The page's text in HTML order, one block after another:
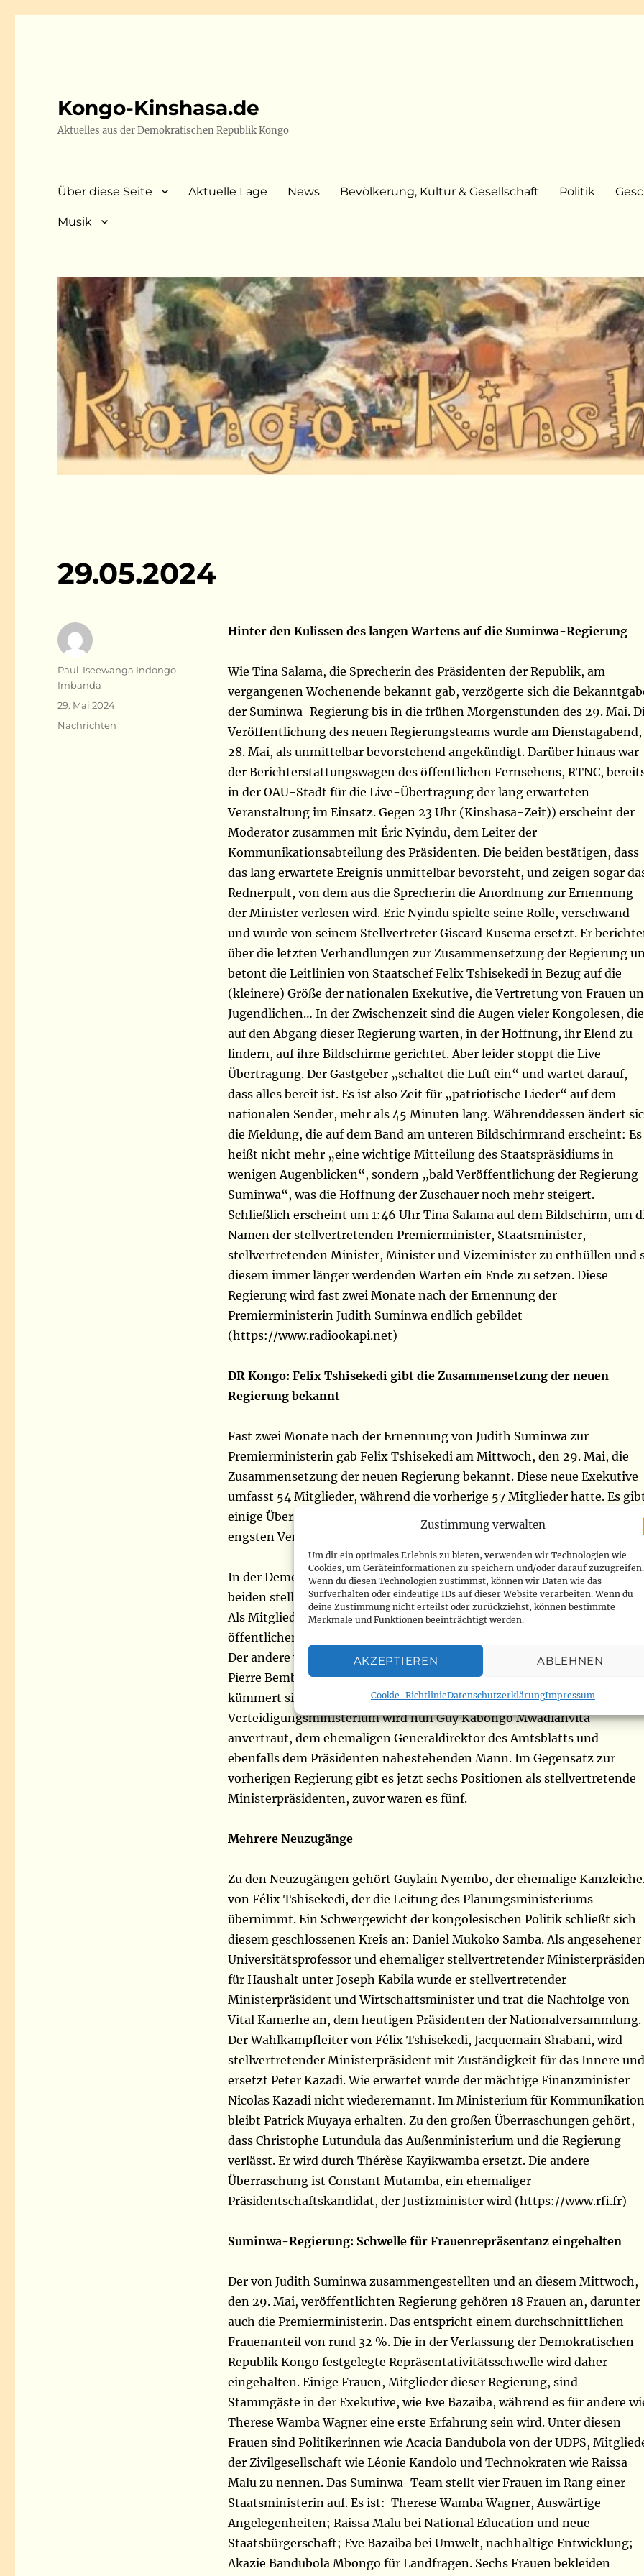
Zustimmung verwalten
Um dir ein optimales Erlebnis zu bieten, verwenden wir Technologien wie
Cookies, um Geräteinformationen zu speichern und/oder darauf zuzugreifen.
Wenn du diesen Technologien zustimmst, können wir Daten wie das
Surfverhalten oder eindeutige IDs auf dieser Website verarbeiten. Wenn du
deine Zustimmung nicht erteilst oder zurückziehst, können bestimmte
Merkmale und Funktionen beeinträchtigt werden.
AKZEPTIEREN ABLEHNEN
Cookie-RichtlinieDatenschutzerklärungImpressum
Kongo-Kinshasa.de
Aktuelles aus der Demokratischen Republik Kongo
Über diese Seite Aktuelle Lage News Bevölkerung, Kultur & Gesellschaft Politik
Musik
29.05.2024
Hinter den Kulissen des langen Wartens auf die Suminwa-Regierung
Wie Tina Salama, die Sprecherin des Präsidenten der Republik, am
vergangenen Wochenende bekannt gab, verzögerte sich die
der Suminwa-Regierung bis in die frühen Morgenstunden des 29. Mai.
Veröffentlichung des neuen Regierungsteams wurde am Dienstagabend,
28. Mai, als unmittelbar bevorstehend angekündigt. Darüber hinaus war
der Berichterstattungswagen des öffentlichen Fernsehens, RTNC,
in der OAU-Stadt für die Live-Übertragung der lang erwarteten
Veranstaltung im Einsatz. Gegen 23 Uhr (Kinshasa-Zeit)) erscheint der
Moderator zusammen mit Éric Nyindu, dem Leiter der
Kommunikationsabteilung des Präsidenten. Die beiden bestätigen, dass
das lang erwartete Ereignis unmittelbar bevorsteht, und zeigen sogar
Rednerpult, von dem aus die Sprecherin die Anordnung zur Ernennung
der Minister verlesen wird. Eric Nyindu spielte seine Rolle, verschwand
und wurde von seinem Stellvertreter Giscard Kusema ersetzt. Er
über die letzten Verhandlungen zur Zusammensetzung der Regierung
betont die Leitlinien von Staatschef Felix Tshisekedi in Bezug auf die
(kleinere) Größe der nationalen Exekutive, die Vertretung von Frauen
Jugendlichen… In der Zwischenzeit sind die Augen vieler Kongolesen, die
auf den Abgang dieser Regierung warten, in der Hoffnung, ihr Elend zu
lindern, auf ihre Bildschirme gerichtet. Aber leider stoppt die Live-
Übertragung. Der Gastgeber „schaltet die Luft ein“ und wartet darauf,
dass alles bereit ist. Es ist also Zeit für „patriotische Lieder“ auf dem
nationalen Sender, mehr als 45 Minuten lang. Währenddessen ändert
die Meldung, die auf dem Band am unteren Bildschirmrand erscheint: Es
heißt nicht mehr „eine wichtige Mitteilung des Staatspräsidiums in
wenigen Augenblicken“, sondern „bald Veröffentlichung der Regierung
Suminwa“, was die Hoffnung der Zuschauer noch mehr steigert.
Schließlich erscheint um 1:46 Uhr Tina Salama auf dem Bildschirm, um
Namen der stellvertretenden Premierminister, Staatsminister,
stellvertretenden Minister, Minister und Vizeminister zu enthüllen und
diesem immer länger werdenden Warten ein Ende zu setzen. Diese
Regierung wird fast zwei Monate nach der Ernennung der
Premierministerin Judith Suminwa endlich gebildet
(https://www.radiookapi.net)
DR Kongo: Felix Tshisekedi gibt die Zusammensetzung der neuen
Regierung bekannt
Fast zwei Monate nach der Ernennung von Judith Suminwa zur
Premierministerin gab Felix Tshisekedi am Mittwoch, den 29. Mai, die
Zusammensetzung der neuen Regierung bekannt. Diese neue Exekutive
umfasst 54 Mitglieder, während die vorherige 57 Mitglieder hatte. Es
einige Überraschungen, wobei die Regierung deutlich enger um die
engsten Vertrauten von Felix Tshisekedi zusammengerückt ist.
In der Demokratischen Republik Kongo ist Jean-Pierre Lihau einer der
beiden stellvertretenden Ministerpräsidenten, die wiederernannt
Als Mitglied der UDPS, der Präsidentenpartei, behält er das Ressort für
öffentlichen Dienst. Er gehört zum inneren Kreis von Félix Tshisekedi.
Der andere wiederernannte stellvertretende Premierminister ist Jean-
Pierre Bemba. Letzterer verlässt jedoch das Verteidigungsportfolio und
kümmert sich nun um den Transport. Das strategische
Verteidigungsministerium wird nun Guy Kabongo Mwadianvita
anvertraut, dem ehemaligen Generaldirektor des Amtsblatts und
ebenfalls dem Präsidenten nahestehenden Mann. Im Gegensatz zur
vorherigen Regierung gibt es jetzt sechs Positionen als stellvertretende
Ministerpräsidenten, zuvor waren es fünf.
Mehrere Neuzugänge
Zu den Neuzugängen gehört Guylain Nyembo, der ehemalige
von Félix Tshisekedi, der die Leitung des Planungsministeriums
übernimmt. Ein Schwergewicht der kongolesischen Politik schließt sich
diesem geschlossenen Kreis an: Daniel Mukoko Samba. Als angesehener
Universitätsprofessor und ehemaliger stellvertretender
für Haushalt unter Joseph Kabila wurde er stellvertretender
Ministerpräsident und Wirtschaftsminister und trat die Nachfolge von
Vital Kamerhe an, dem heutigen Präsidenten der Nationalversammlung.
Der Wahlkampfleiter von Félix Tshisekedi, Jacquemain Shabani, wird
stellvertretender Ministerpräsident mit Zuständigkeit für das Innere und
ersetzt Peter Kazadi. Wie erwartet wurde der mächtige Finanzminister
Nicolas Kazadi nicht wiederernannt. Im Ministerium für Kommunikation
bleibt Patrick Muyaya erhalten. Zu den großen Überraschungen gehört,
dass Christophe Lutundula das Außenministerium und die Regierung
verlässt. Er wird durch Thérèse Kayikwamba ersetzt. Die andere
Überraschung ist Constant Mutamba, ein ehemaliger
Präsidentschaftskandidat, der Justizminister wird (https://www.rfi.fr)
Suminwa-Regierung: Schwelle für Frauenrepräsentanz eingehalten
Der von Judith Suminwa zusammengestellten und an diesem Mittwoch,
den 29. Mai, veröffentlichten Regierung gehören 18 Frauen an, darunter
auch die Premierministerin. Das entspricht einem durchschnittlichen
Frauenanteil von rund 32 %. Die in der Verfassung der Demokratischen
Republik Kongo festgelegte Repräsentativitätsschwelle wird daher
eingehalten. Einige Frauen, Mitglieder dieser Regierung, sind
Stammgäste in der Exekutive, wie Eve Bazaiba, während es für andere
Therese Wamba Wagner eine erste Erfahrung sein wird. Unter diesen
Frauen sind Politikerinnen wie Acacia Bandubola von der UDPS,
der Zivilgesellschaft wie Léonie Kandolo und Technokraten wie Raissa
Malu zu nennen. Das Suminwa-Team stellt vier Frauen im Rang einer
Staatsministerin auf. Es ist: Therese Wamba Wagner, Auswärtige
Angelegenheiten; Raissa Malu bei National Education und neue
Staatsbürgerschaft; Eve Bazaiba bei Umwelt, nachhaltige Entwicklung;
Akazie Bandubola Mbongo für Landfragen. Sechs Frauen bekleiden
Autor
Paul-Iseewanga Indongo-
Imbanda
Veröffentlicht
29. Mai 2024
Kategorien
Nachrichten